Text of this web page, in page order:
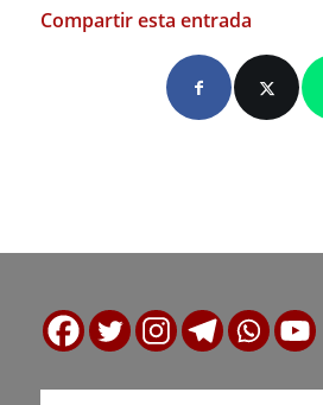
Compartir esta entrada